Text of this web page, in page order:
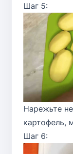
Шаг 5:
Нарежьте
картофель,
Шаг 6: